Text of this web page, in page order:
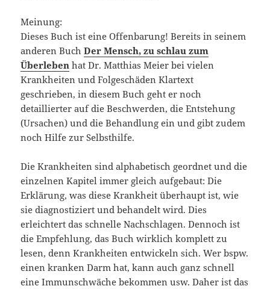
Meinung:
Dieses Buch ist eine Offenbarung! Bereits in seinem
anderen BuchDer Mensch, zu schlau zum
Überleben hat Dr. Matthias Meier bei vielen
Krankheiten und Folgeschäden Klartext
geschrieben, in diesem Buch geht er noch
detaillierter auf die Beschwerden, die Entstehung
(Ursachen) und die Behandlung ein und gibt zudem
noch Hilfe zur Selbsthilfe.
Die Krankheiten sind alphabetisch geordnet und die
einzelnen Kapitel immer gleich aufgebaut: Die
Erklärung, was diese Krankheit überhaupt ist, wie
sie diagnostiziert und behandelt wird. Dies
erleichtert das schnelle Nachschlagen. Dennoch ist
die Empfehlung, das Buch wirklich komplett zu
lesen, denn Krankheiten entwickeln sich. Wer bspw.
einen kranken Darm hat, kann auch ganz schnell
eine Immunschwäche bekommen usw. Daher ist das